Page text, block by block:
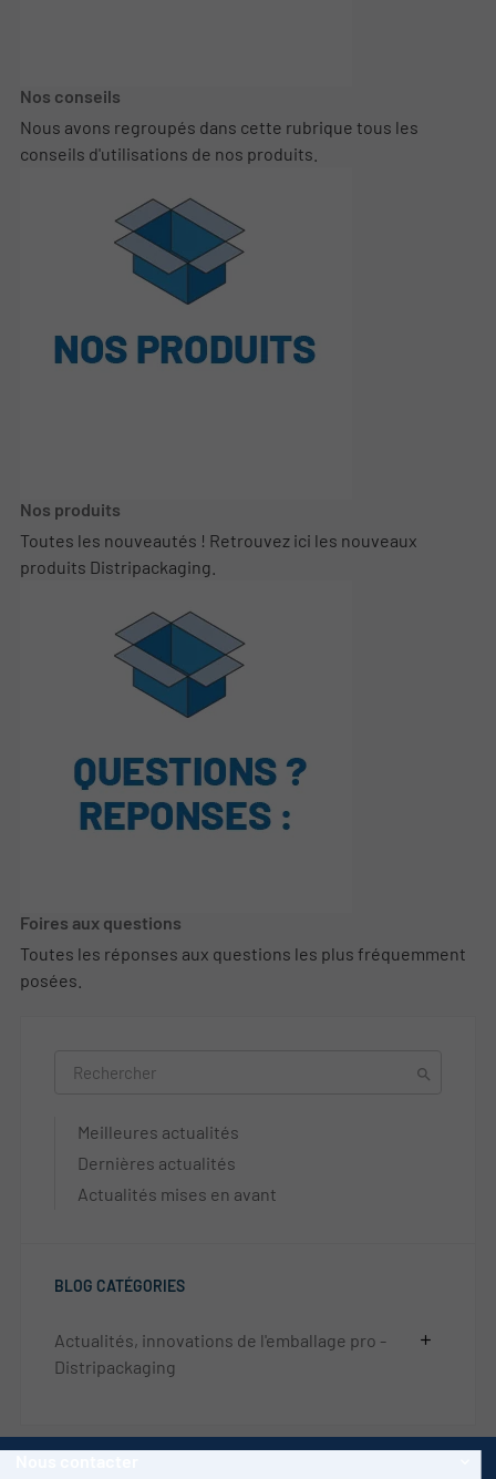
Nos conseils
Nous avons regroupés dans cette rubrique tous les
conseils d'utilisations de nos produits.
Nos produits
Toutes les nouveautés ! Retrouvez ici les nouveaux
produits Distripackaging.
Foires aux questions
Toutes les réponses aux questions les plus fréquemment
posées.

Meilleures actualités
Dernières actualités
Actualités mises en avant
BLOG CATÉGORIES
Actualités, innovations de l'emballage pro -
Distripackaging
add